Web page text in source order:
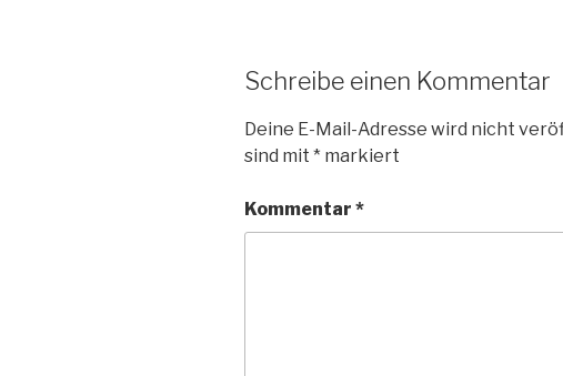
Schreibe einen Kommentar
Deine E-Mail-Adresse wird nicht
sind mit * markiert
Kommentar *